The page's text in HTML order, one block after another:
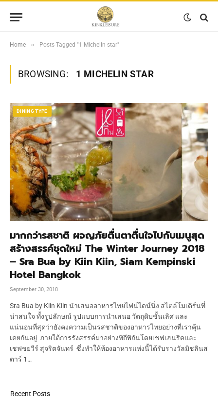
Home » Posts Tagged "1 Michelin star"
BROWSING: 1 MICHELIN STAR
DINING TYPE
มากกว่ารสชาติ ผจญภัยตื่นตาตื่นใจไปกับเมนูสุด
สร้างสรรค์ชุดใหม่ The Winter Journey 2018
– Sra Bua by Kiin Kiin, Siam Kempinski
Hotel Bangkok
September 30, 2018
Sra Bua by Kiin Kiin นำเสนออาหารไทยไฟน์ไดน์นิ่ง สไตล์โมเดิร์นที่
น่าสนใจ ทั้งรูปลักษณ์ รูปแบบการนำเสนอ วัตถุดิบชั้นเลิศ และ
แน่นอนที่สุดว่ายังคงความเป็นรสชาติของอาหารไทยอย่างที่เราคุ้น
เคยกันอยู่ ภายใต้การรังสรรค์มาอย่างพิถีพิถันโดยเชฟเฮนริคและ
เชฟชยวีร์ สุจริตจันทร์ ซึ่งทำให้ห้องอาหารแห่งนี้ได้รับรางวัลมิชลินส
ตาร์ 1…
Recent Posts